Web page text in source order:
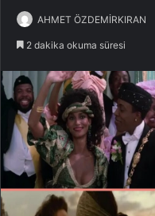
AHMET ÖZDEMİRKIRAN
2 dakika okuma süresi